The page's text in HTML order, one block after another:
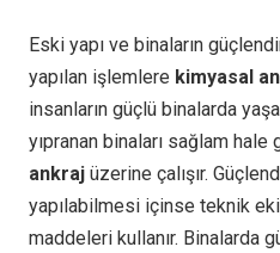
Eski yapı ve binaların
yapılan işlemlere kimyasal
insanların güçlü binalarda
yıpranan binaları sağlam
ankraj üzerine çalışır.
yapılabilmesi içinse teknik
maddeleri kullanır. Binalarda